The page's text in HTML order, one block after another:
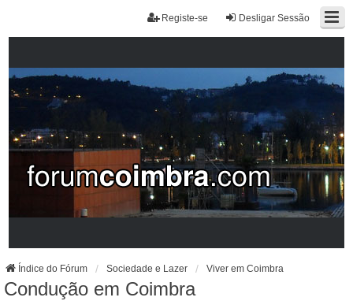
Desligar Sessão
Registe-se
Índice do Fórum Sociedade e Lazer Viver em Coimbra
Condução em Coimbra